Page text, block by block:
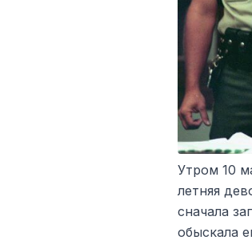
Утром 10
летняя
сначала
обыскала